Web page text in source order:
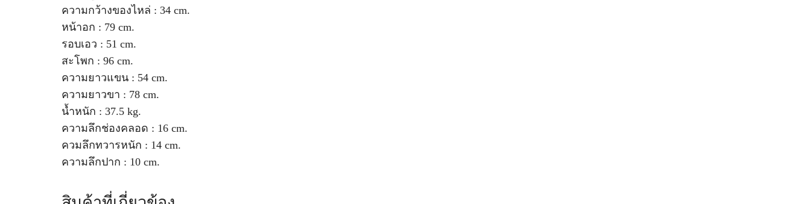
ความกว้างของไหล่ : 34 cm.
หน้าอก : 79 cm.
รอบเอว : 51 cm.
สะโพก : 96 cm.
ความยาวแขน : 54 cm.
ความยาวขา : 78 cm.
น้ำหนัก : 37.5 kg.
ความลึกช่องคลอด : 16 cm.
ควมลึกทวารหนัก : 14 cm.
ความลึกปาก : 10 cm.